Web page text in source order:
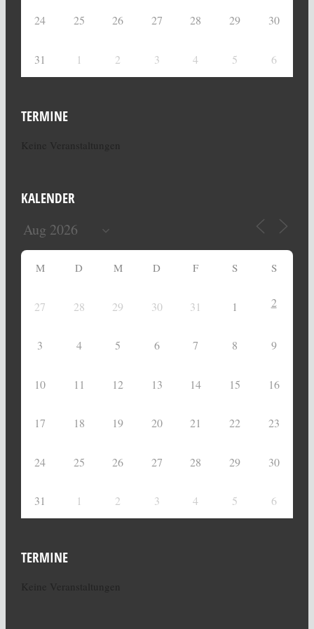
24 25 26 27 28 29 30
31 1 2 3 4 5 6
TERMINE
KALENDER
M D M D F S S
27 28 29 30 31 1 2
3 4 5 6 7 8 9
10 11 12 13 14 15 16
17 18 19 20 21 22 23
24 25 26 27 28 29 30
31 1 2 3 4 5 6
TERMINE